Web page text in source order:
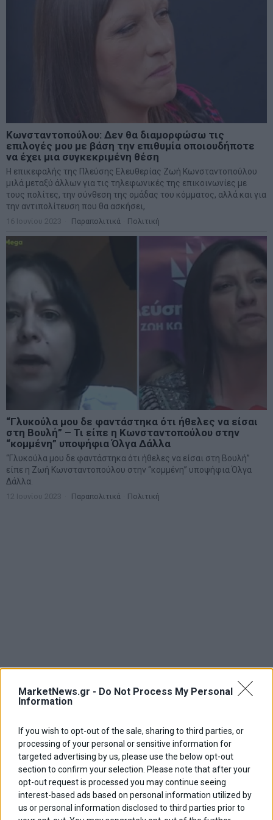
MarketNews.gr - Do Not Process My Personal
Information
If you wish to opt-out of the sale, sharing to third parties, or
processing of your personal or sensitive information for
targeted advertising by us, please use the below opt-out
section to confirm your selection. Please note that after your
opt-out request is processed you may continue seeing
interest-based ads based on personal information utilized by
us or personal information disclosed to third parties prior to
Κωνσταντοπούλου: Δεν θα διαμορφώσω τις
επιλογές μου με βάση την επιθυμία οποιουδήποτε
να έχει μια συγκεκριμένη θέση
Η επικεφαλής της Πλεύσης Ελευθερίας Ζωή Κωνσταντοπούλου
μιλά μεταξύ άλλων για τις τηλεφωνικές της επικοινωνίες με
τους πολίτες, την σύνθεση της ομάδας του κόμματος, αλλά και για
την αντιπολίτευση που θα ασκήσει,
16 Ιουνίου 2023 Παραπολιτικά Πολιτική
“Γλυκούλα μου δε φαντάστηκα ότι ήθελες να είσαι
στη Βουλή” – Τι είπε η Κωνσταντοπούλου στην
“κομμένη” υποψήφια Όλγα Δάλλα
“Γλυκούλα μου δε φαντάστηκα ότι ήθελες να είσαι στη Βουλή”
είπε η Ζωή Κωνσταντοπούλου στην “κομμένη” υποψήφια Όλγα
Δάλλα.
12 Ιουνίου 2023 Παραπολιτικά Πολιτική